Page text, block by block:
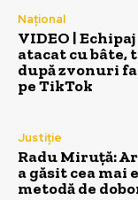
Național
VIDEO |
atacat cu bâte,
după zvonuri
pe TikTok
Justiție
Radu Miruță:
a găsit cea mai
metodă de